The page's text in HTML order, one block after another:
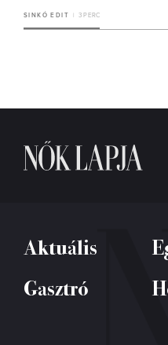
SINKÓ EDIT 3 PERC
Aktuális
Gasztró